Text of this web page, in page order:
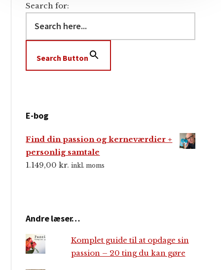
Search for:
Search Button
E-bog
Find din passion og kerneværdier +
personlig samtale
1.149,00kr. inkl. moms
Andre læser…
Komplet guide til at opdage sin
passion – 20 ting du kan gøre